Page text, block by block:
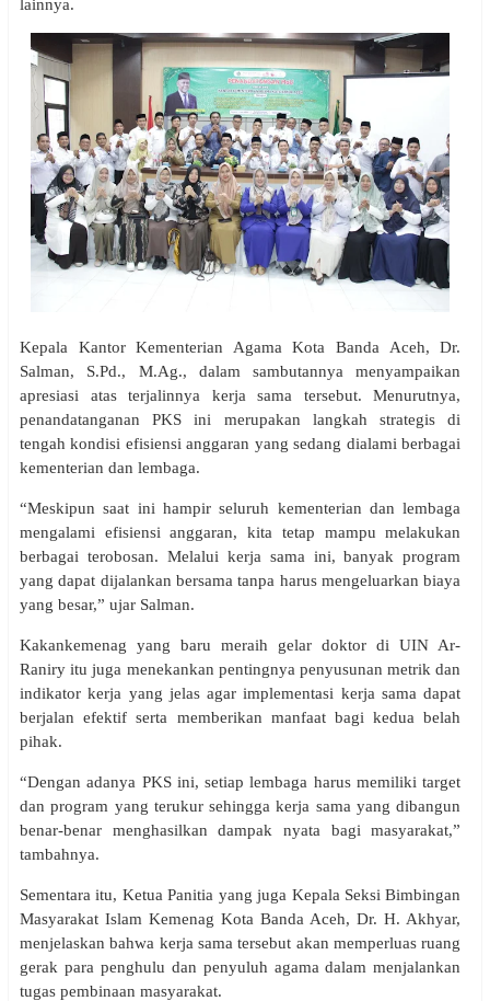
lainnya.
Kepala Kantor Kementerian Agama Kota Banda Aceh, Dr.
Salman, S.Pd., M.Ag., dalam sambutannya menyampaikan
apresiasi atas terjalinnya kerja sama tersebut. Menurutnya,
penandatanganan PKS ini merupakan langkah strategis di
tengah kondisi efisiensi anggaran yang sedang dialami berbagai
kementerian dan lembaga.
“Meskipun saat ini hampir seluruh kementerian dan lembaga
mengalami efisiensi anggaran, kita tetap mampu melakukan
berbagai terobosan. Melalui kerja sama ini, banyak program
yang dapat dijalankan bersama tanpa harus mengeluarkan biaya
yang besar,” ujar Salman.
Kakankemenag yang baru meraih gelar doktor di UIN Ar-
Raniry itu juga menekankan pentingnya penyusunan metrik dan
indikator kerja yang jelas agar implementasi kerja sama dapat
berjalan efektif serta memberikan manfaat bagi kedua belah
pihak.
“Dengan adanya PKS ini, setiap lembaga harus memiliki target
dan program yang terukur sehingga kerja sama yang dibangun
benar-benar menghasilkan dampak nyata bagi masyarakat,”
tambahnya.
Sementara itu, Ketua Panitia yang juga Kepala Seksi Bimbingan
Masyarakat Islam Kemenag Kota Banda Aceh, Dr. H. Akhyar,
menjelaskan bahwa kerja sama tersebut akan memperluas ruang
gerak para penghulu dan penyuluh agama dalam menjalankan
tugas pembinaan masyarakat.